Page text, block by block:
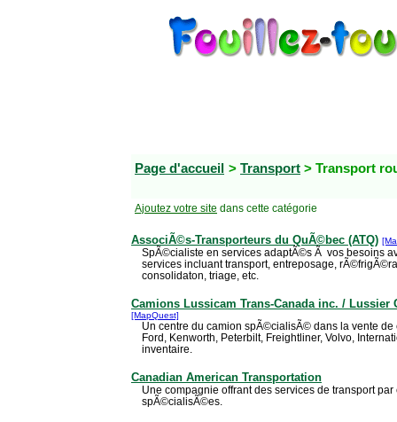
Page d'accueil > Transport > Transport
Ajoutez votre site dans cette catégorie
AssociÃ©s-Transporteurs du QuÃ©bec (ATQ)
SpÃ©cialiste en services adaptÃ©s Ã vos besoins
services incluant transport, entreposage,
consolidaton, triage, etc.
Camions Lussicam Trans-Canada inc. / Lussier
[MapQuest]
Un centre du camion spÃ©cialisÃ© dans la vente de
Ford, Kenworth, Peterbilt, Freightliner, Volvo,
inventaire.
Canadian American Transportation
Une compagnie offrant des services de transport
spÃ©cialisÃ©es.